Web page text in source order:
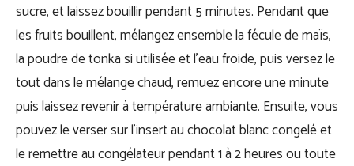
sucre, et laissez bouillir pendant 5 minutes. Pendant que
les fruits bouillent, mélangez ensemble la fécule de maïs,
la poudre de tonka si utilisée et l’eau froide, puis versez le
tout dans le mélange chaud, remuez encore une minute
puis laissez revenir à température ambiante. Ensuite, vous
pouvez le verser sur l’insert au chocolat blanc congelé et
le remettre au congélateur pendant 1 à 2 heures ou toute